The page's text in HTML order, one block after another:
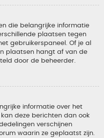
die belangrijke informatie
plaatsen tegen
gebruikerspaneel. Of je al
plaatsen hangt af van de
door de beheerder.
informatie over het
deze berichten dan ook
verschijnen
waarin ze geplaatst zijn.